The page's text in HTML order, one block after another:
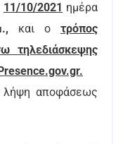
11/10/2021 ημέρα
και οτρόπος
τηλεδιάσκεψης
λήψη αποφάσεως